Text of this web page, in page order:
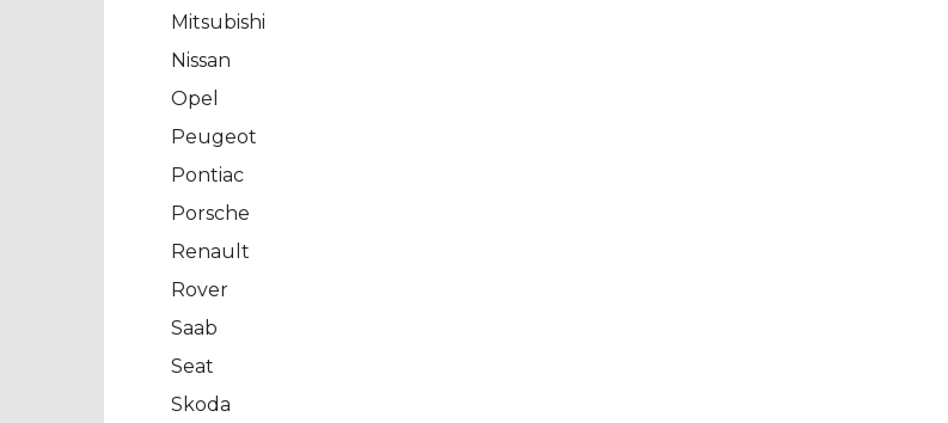
Mitsubishi
Nissan
Opel
Peugeot
Pontiac
Porsche
Renault
Rover
Saab
Seat
Skoda